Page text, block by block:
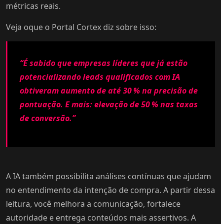
métricas reais.
Veja oque o Portal Cortex diz sobre isso:
“É sabido que empresas líderes que já estão
potencializando leads qualificados com IA
obtiveram aumento de até 30 % na precisão de
pontuação. E mais: elevação de 50 % nas taxas
de conversão.”
A IA também possibilita análises contínuas que ajudam
no entendimento da intenção de compra. A partir dessa
leitura, você melhora a comunicação, fortalece
autoridade e entrega conteúdos mais assertivos. A